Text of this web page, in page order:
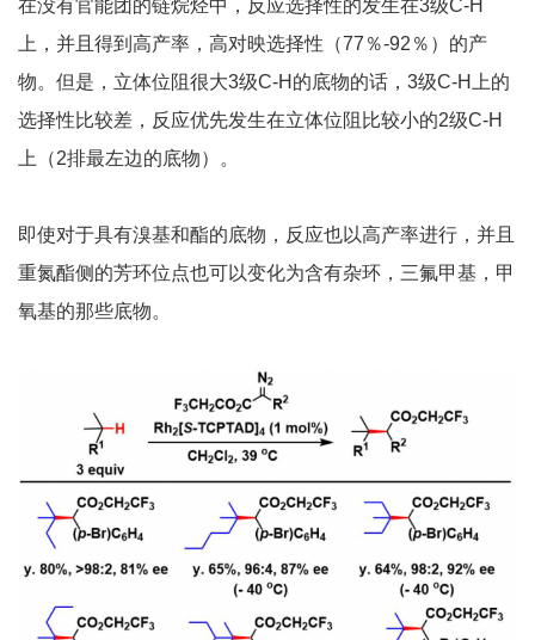
在没有官能团的链烷烃中，反应选择性的发生在3级C-H
上，并且得到高产率，高对映选择性（77％-92％）的产
物。但是，立体位阻很大3级C-H的底物的话，3级C-H上的
选择性比较差，反应优先发生在立体位阻比较小的2级C-H
上（2排最左边的底物）。
即使对于具有溴基和酯的底物，反应也以高产率进行，并且
重氮酯侧的芳环位点也可以变化为含有杂环，三氟甲基，甲
氧基的那些底物。